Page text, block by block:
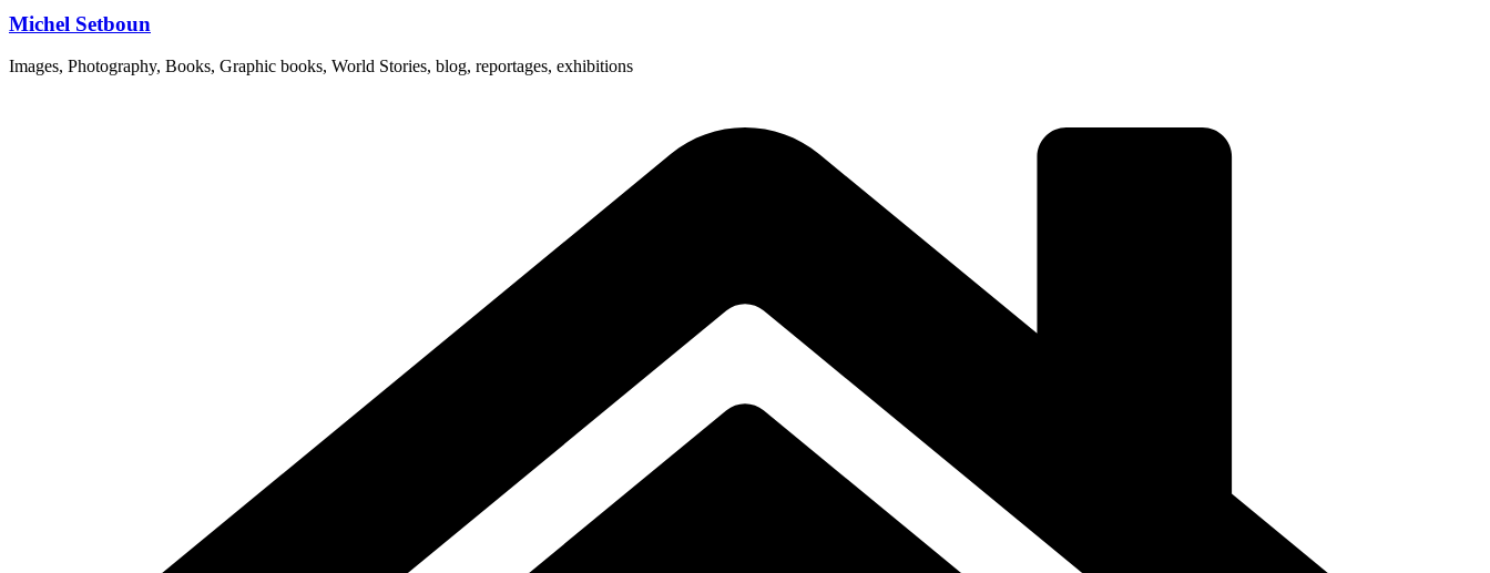
Michel Setboun
Images, Photography, Books, Graphic books, World Stories, blog, reportages, exhibitions